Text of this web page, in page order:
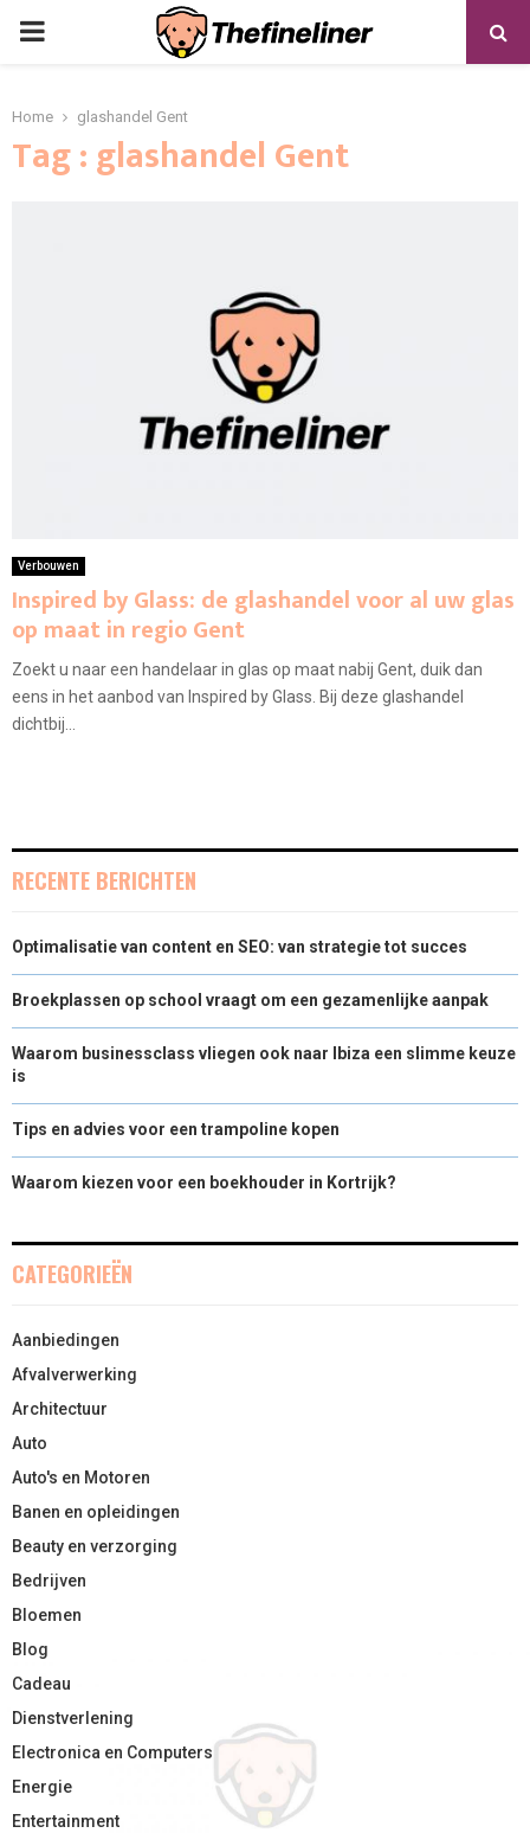
PRIMARY
Home glashandel Gent
Tag : glashandel Gent
Verbouwen
Inspired by Glass: de glashandel voor al uw glas
op maat in regio Gent
Zoekt u naar een handelaar in glas op maat nabij Gent, duik dan
eens in het aanbod van Inspired by Glass. Bij deze glashandel
dichtbij...
RECENTE BERICHTEN
Optimalisatie van content en SEO: van strategie tot succes
Broekplassen op school vraagt om een gezamenlijke aanpak
Waarom businessclass vliegen ook naar Ibiza een slimme keuze
is
Tips en advies voor een trampoline kopen
Waarom kiezen voor een boekhouder in Kortrijk?
CATEGORIEËN
Aanbiedingen
Afvalverwerking
Architectuur
Auto
Auto's en Motoren
Banen en opleidingen
Beauty en verzorging
Bedrijven
Bloemen
Blog
Cadeau
Dienstverlening
Electronica en Computers
Energie
Entertainment